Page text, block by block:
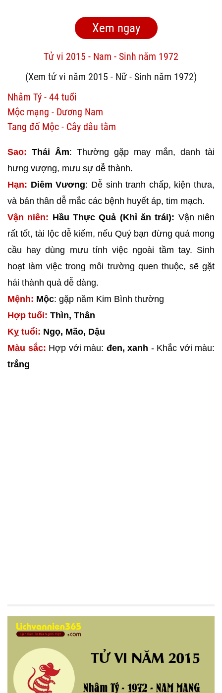
Tử vi 2015 - Nam - Sinh năm 1972
(Xem tử vi năm 2015 - Nữ - Sinh năm 1972)
Nhâm Tý - 44 tuổi
Mộc mạng - Dương Nam
Tang đố Mộc - Cây dâu tằm
Sao: Thái Âm: Thường gặp may mắn, danh tài
hưng vượng, mưu sự dễ thành.
Hạn: Diêm Vương: Dễ sinh tranh chấp, kiện thưa,
và bản thân dễ mắc các bệnh huyết áp, tim mạch.
Vận niên: Hầu Thực Quả (Khỉ ăn trái): Vận niên
rất tốt, tài lộc dễ kiếm, nếu Quý bạn đừng quá mong
cầu hay dùng mưu tính việc ngoài tầm tay. Sinh
hoạt làm việc trong môi trường quen thuộc, sẽ gặt
hái thành quả dễ dàng.
Mệnh: Mộc: gặp năm Kim Bình thường
Hợp tuổi: Thìn, Thân
Kỵ tuổi: Ngọ, Mão, Dậu
Màu sắc: Hợp với màu: đen, xanh - Khắc với màu:
trắng